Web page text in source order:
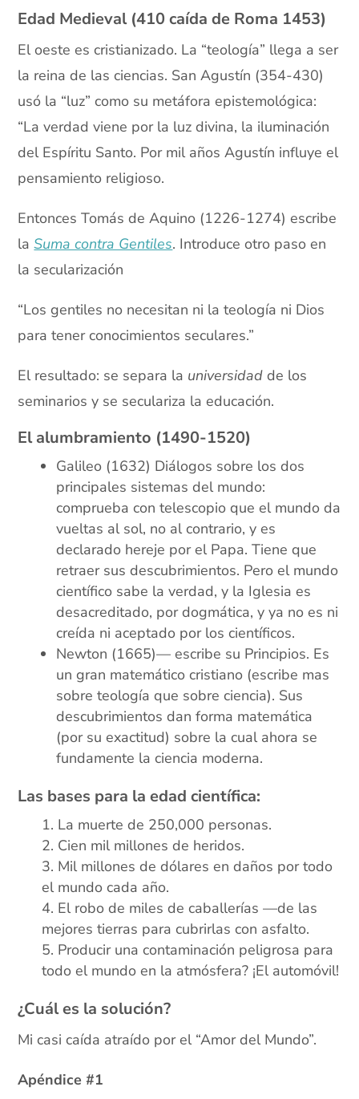
Edad Medieval (410 caída de Roma 1453)
El oeste es cristianizado. La “teología” llega a ser
la reina de las ciencias. San Agustín (354-430)
usó la “luz” como su metáfora epistemológica:
“La verdad viene por la luz divina, la iluminación
del Espíritu Santo. Por mil años Agustín influye el
pensamiento religioso.
Entonces Tomás de Aquino (1226-1274) escribe
laSuma contra Gentiles. Introduce otro paso en
la secularización
“Los gentiles no necesitan ni la teología ni Dios
para tener conocimientos seculares.”
El resultado: se separa la universidad de los
seminarios y se seculariza la educación.
El alumbramiento (1490-1520)
Galileo (1632) Diálogos sobre los dos
principales sistemas del mundo:
comprueba con telescopio que el mundo da
vueltas al sol, no al contrario, y es
declarado hereje por el Papa. Tiene que
retraer sus descubrimientos. Pero el mundo
científico sabe la verdad, y la Iglesia es
desacreditado, por dogmática, y ya no es ni
creída ni aceptado por los científicos.
Newton (1665)— escribe su Principios. Es
un gran matemático cristiano (escribe mas
sobre teología que sobre ciencia). Sus
descubrimientos dan forma matemática
(por su exactitud) sobre la cual ahora se
fundamente la ciencia moderna.
Las bases para la edad científica:
La muerte de 250,000 personas.
Cien mil millones de heridos.
Mil millones de dólares en daños por todo
el mundo cada año.
El robo de miles de caballerías —de las
mejores tierras para cubrirlas con asfalto.
Producir una contaminación peligrosa para
todo el mundo en la atmósfera? ¡El automóvil!
¿Cuál es la solución?
Mi casi caída atraído por el “Amor del Mundo”.
Apéndice #1